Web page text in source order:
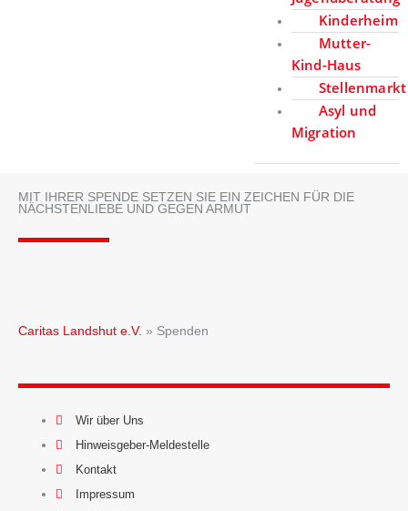
Kinderheim
Mutter-
Kind-Haus
Stellenmarkt
Asyl und
Migration
MIT IHRER SPENDE SETZEN SIE EIN ZEICHEN FÜR DIE
NÄCHSTENLIEBE UND GEGEN ARMUT
Caritas Landshut e.V. » Spenden
Wir über Uns
Hinweisgeber-Meldestelle
Kontakt
Impressum